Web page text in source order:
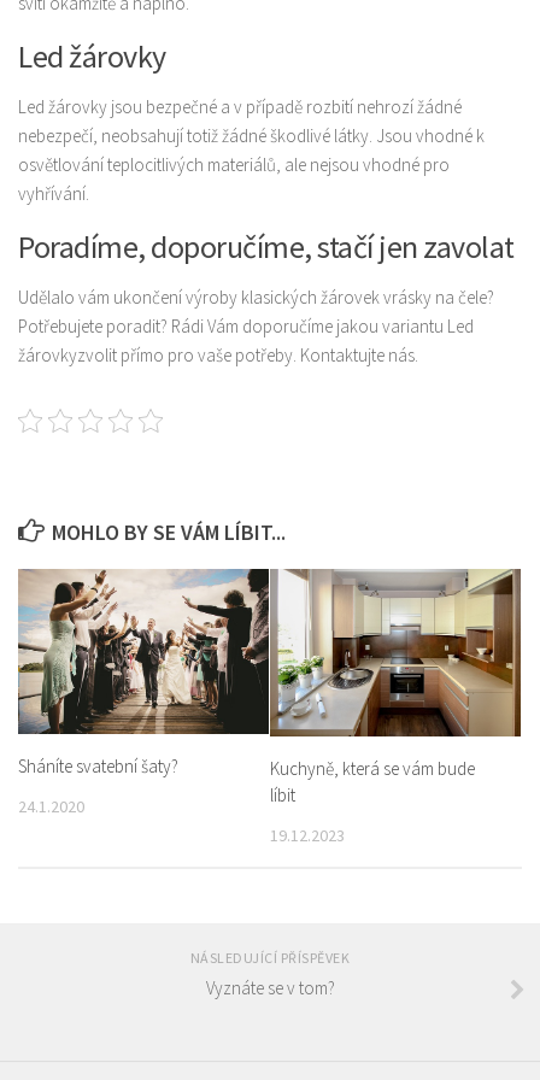
Led žárovky
Led žárovky jsou bezpečné a v případě rozbití nehrozí žádné
nebezpečí, neobsahují totiž žádné škodlivé látky. Jsou vhodné k
osvětlování teplocitlivých materiálů, ale nejsou vhodné pro
vyhřívání.
Poradíme, doporučíme, stačí jen zavolat
Udělalo vám ukončení výroby klasických žárovek vrásky na čele?
Potřebujete poradit? Rádi Vám doporučíme jakou variantu Led
žárovkyzvolit přímo pro vaše potřeby. Kontaktujte nás.
MOHLO BY SE VÁM LÍBIT...
Sháníte svatební šaty?
24.1.2020
Kuchyně, která se vám bude
líbit
19.12.2023
NÁSLEDUJÍCÍ PŘÍSPĚVEK
Vyznáte se v tom?